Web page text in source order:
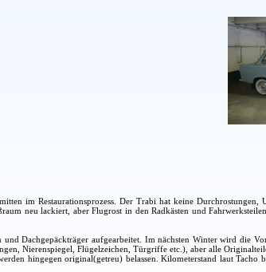
im Restaurationsprozess. Der Trabi hat keine Durchrostungen,
neu lackiert, aber Flugrost in den Radkästen und
Dachgepäckträger aufgearbeitet. Im nächsten Winter wird die
Nierenspiegel, Flügelzeichen, Türgriffe etc.), aber alle
hingegen original(getreu) belassen. Kilometerstand laut Tacho